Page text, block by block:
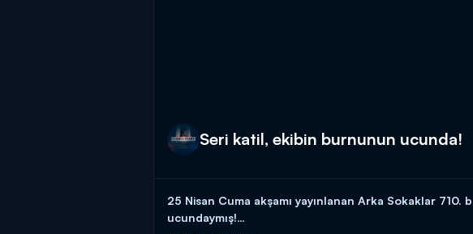
Seri katil, ekibin burnunun ucunda!
25 Nisan Cuma akşamı yayınlanan Arka Sokaklar
ucundaymış!